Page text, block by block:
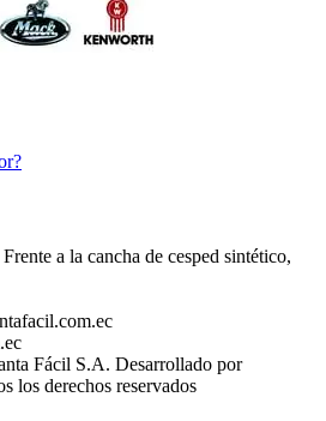
a la cancha de cesped sintético,
Fácil S.A. Desarrollado por
los derechos reservados